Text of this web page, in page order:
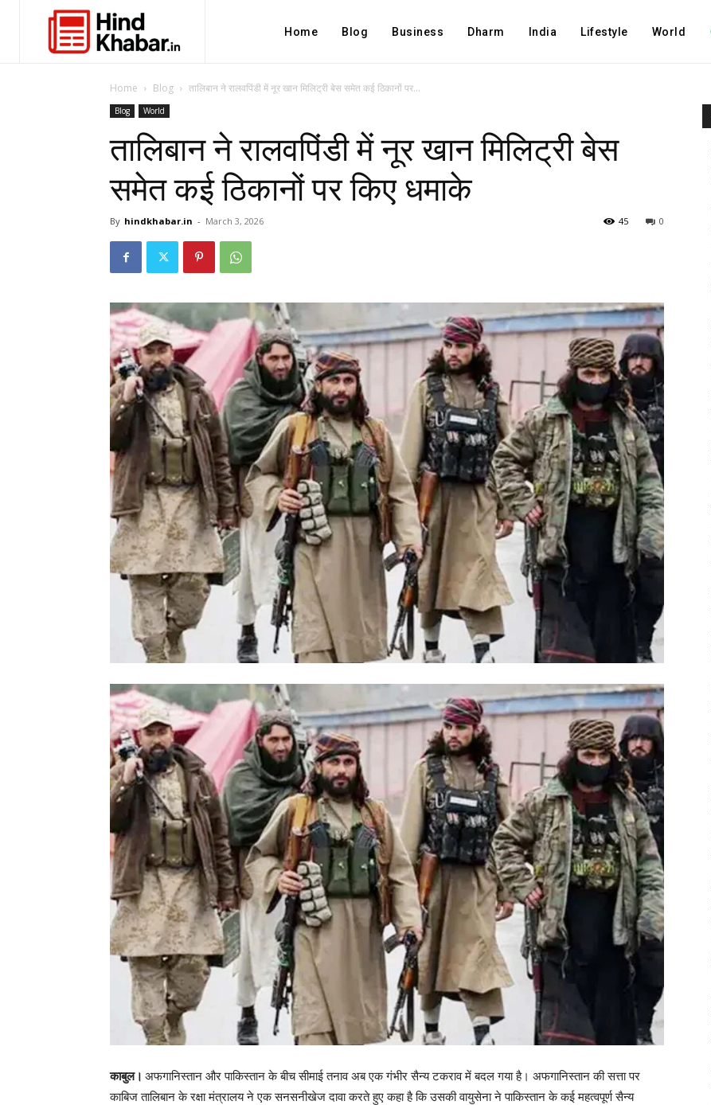
Home Blog Business Dharm India Lifestyle World
Home Blog तालिबान ने रालवपिंडी में नूर खान मिलिट्री बेस समेत कई ठिकानों पर...
Blog World
तालिबान ने रालवपिंडी में नूर खान मिलिट्री बेस
समेत कई ठिकानों पर किए धमाके
By hindkhabar.in - March 3, 2026 0
45
काबुल। अफगानिस्तान और पाकिस्तान के बीच सीमाई तनाव अब एक गंभीर सैन्य टकराव में बदल गया है। अफगानिस्तान की सत्ता पर
काबिज तालिबान के रक्षा मंत्रालय ने एक सनसनीखेज दावा करते हुए कहा है कि उसकी वायुसेना ने पाकिस्तान के कई महत्वपूर्ण सैन्य